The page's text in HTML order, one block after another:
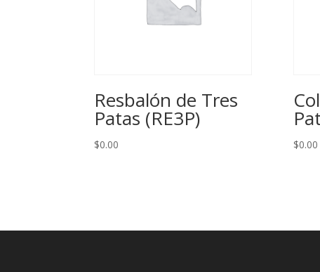
Resbalón de Tres
Patas (RE3P)
$0.00 $0.00